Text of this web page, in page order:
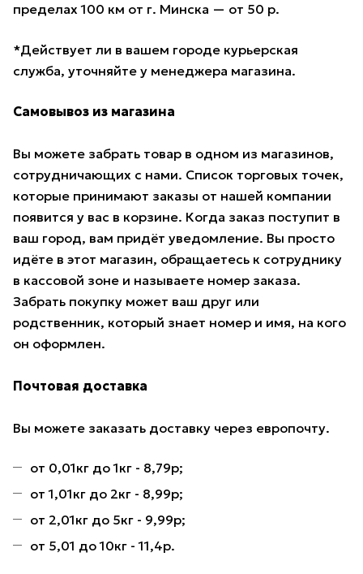
пределах 100 км от г. Минска — от 50 р.
*Действует ли в вашем городе курьерская
служба, уточняйте у менеджера магазина.
Самовывоз из магазина
Вы можете забрать товар в одном из магазинов,
сотрудничающих с нами. Список торговых точек,
которые принимают заказы от нашей компании
появится у вас в корзине. Когда заказ поступит в
ваш город, вам придёт уведомление. Вы просто
идёте в этот магазин, обращаетесь к сотруднику
в кассовой зоне и называете номер заказа.
Забрать покупку может ваш друг или
родственник, который знает номер и имя, на кого
он оформлен.
Почтовая доставка
Вы можете заказать доставку через европочту.
от 0,01кг до 1кг - 8,79р;
от 1,01кг до 2кг - 8,99р;
от 2,01кг до 5кг - 9,99р;
от 5,01 до 10кг - 11,4р.